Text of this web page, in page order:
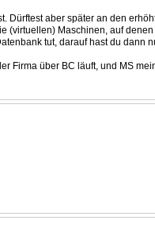
aber später an den
Maschinen, auf
tut, darauf hast du dann
über BC läuft, und MS